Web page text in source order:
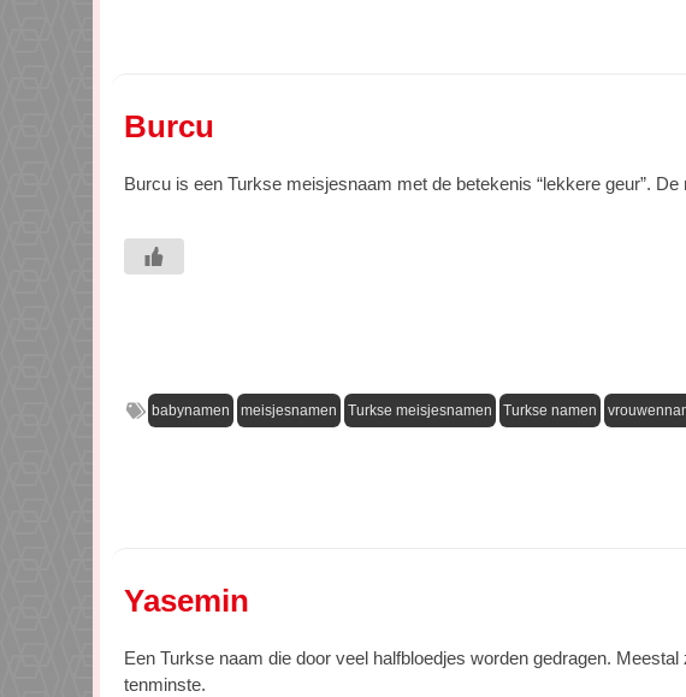
Burcu
Burcu is een Turkse meisjesnaam met de betekenis “lekkere geur”.
babynamen meisjesnamen Turkse meisjesnamen Turkse namen
Yasemin
Een Turkse naam die door veel halfbloedjes worden gedragen.
tenminste.